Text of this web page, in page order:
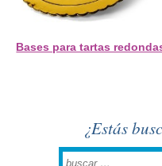
Bases para tartas
¿Estás